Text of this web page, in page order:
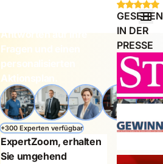
Antworten auf Ihre
Fragen und einen
personalisierten
Aktionsplan.
+300 Experten verfügbar
ExpertZoom, erhalten
Sie umgehend
GESEHEN
IN DER
PRESSE